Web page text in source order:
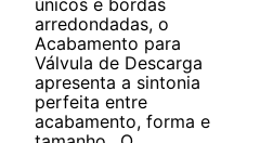
arredondadas, o
Acabamento para
Válvula de Descarga
apresenta a sintonia
perfeita entre
acabamento, forma e